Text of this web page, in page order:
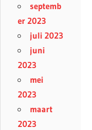
septemb
er 2023
juli 2023
juni
2023
mei
2023
maart
2023